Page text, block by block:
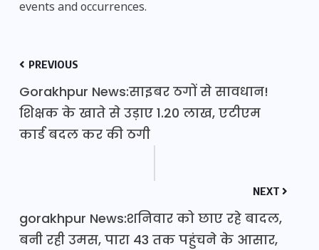
events and occurrences.
PREVIOUS
Gorakhpur News:साइबर ठगों से सावधान!
शिक्षक के खाते से उड़ाए 1.20 लाख, एटीएम
कार्ड बदल कर की ठगी
NEXT
gorakhpur News:शनिवार को छाए रहे बादल,
बनी रही उमस, पारा 43 तक पहुंचने के आसार,